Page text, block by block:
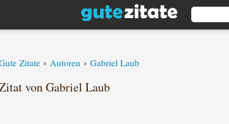
Zitate › Autoren › Gabriel Laub
von Gabriel Laub